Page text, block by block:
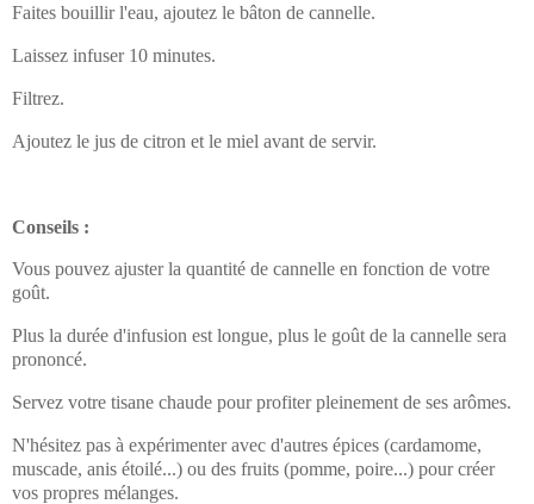
Faites bouillir l'eau, ajoutez le bâton de cannelle.
Laissez infuser 10 minutes.
Filtrez.
Ajoutez le jus de citron et le miel avant de servir.
Conseils :
Vous pouvez ajuster la quantité de cannelle en fonction de votre
goût.
Plus la durée d'infusion est longue, plus le goût de la cannelle sera
prononcé.
Servez votre tisane chaude pour profiter pleinement de ses arômes.
N'hésitez pas à expérimenter avec d'autres épices (cardamome,
muscade, anis étoilé...) ou des fruits (pomme, poire...) pour créer
vos propres mélanges.